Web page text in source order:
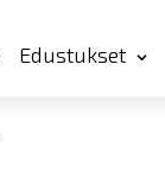
Edustukset